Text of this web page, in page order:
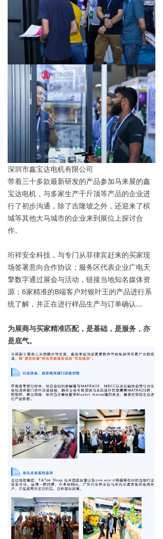
深圳市鑫宝达电机有限公司
带着三十多款最新研发的产品参加马来展的鑫
宝达电机，与多家生产千斤顶等产品的企业进
行了初步沟通，除了吉隆坡之外，还迎来了槟
城等其他大马城市的企业来到展位上探讨合
作。
珩祥安全科技，与专门从菲律宾赶来的买家现
场签署意向合作协议；服务区代表企业广电天
擎数字通过展会与活动，链接当地知名媒体资
源；6家精准的B端客户对银叶王的产品进行系
统了解，并正在进行样品生产与订单确认...
为展商与买家精准匹配，是基础，是服务，亦
是底气。